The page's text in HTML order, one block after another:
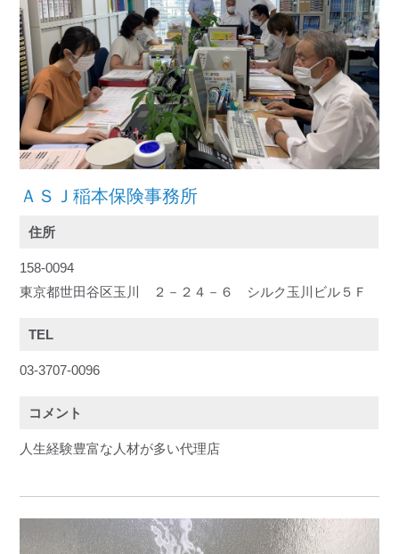
ＡＳＪ稲本保険事務所
住所
158-0094
東京都世田谷区玉川 ２－２４－６ シルク玉川ビル５Ｆ
TEL
03-3707-0096
コメント
人生経験豊富な人材が多い代理店